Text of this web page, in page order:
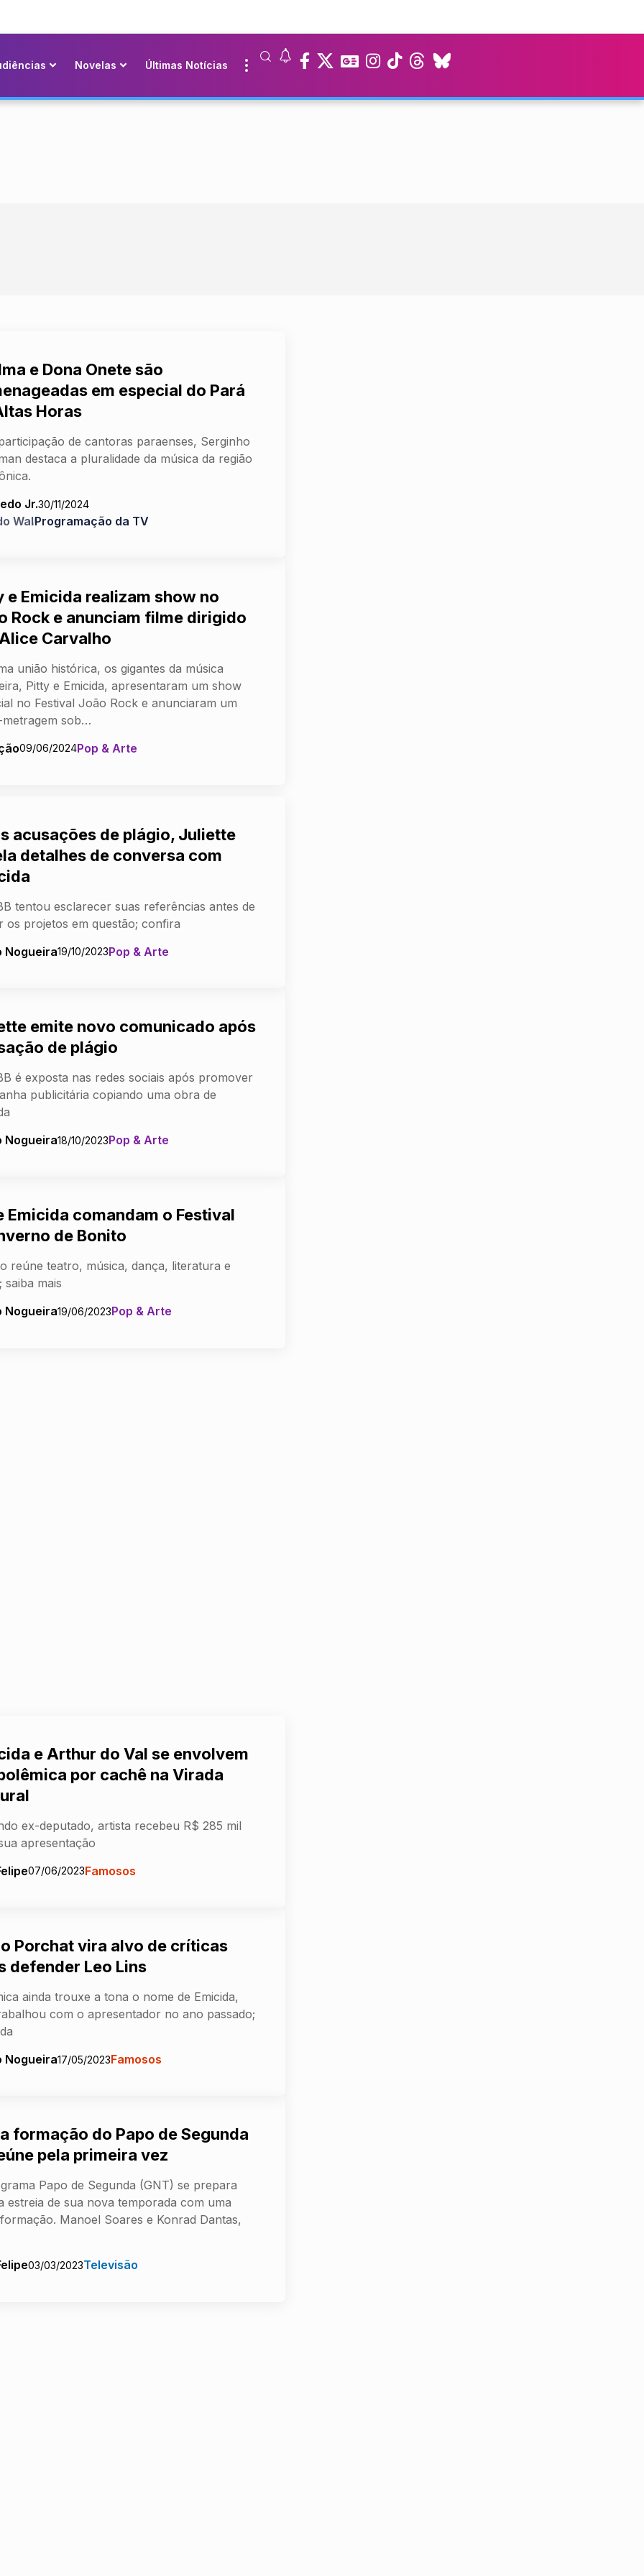
Novelas Últimas Notícias
e Dona Onete são
em especial do Pará
Horas
de cantoras paraenses, Serginho
destaca a pluralidade da música da região
Jr.30/11/2024
WalProgramação da TV
e Emicida realizam show no
Rock e anunciam filme dirigido
Carvalho
união histórica, os gigantes da música
Pitty e Emicida, apresentaram um show
no Festival João Rock e anunciaram um
sob…
09/06/2024Pop & Arte
acusações de plágio, Juliette
detalhes de conversa com
tentou esclarecer suas referências antes de
os projetos em questão; confira
Nogueira19/10/2023Pop & Arte
emite novo comunicado após
de plágio
é exposta nas redes sociais após promover
publicitária copiando uma obra de
Nogueira18/10/2023Pop & Arte
Emicida comandam o Festival
de Bonito
reúne teatro, música, dança, literatura e
saiba mais
Nogueira19/06/2023Pop & Arte
e Arthur do Val se envolvem
por cachê na Virada
ex-deputado, artista recebeu R$ 285 mil
apresentação
07/06/2023Famosos
Porchat vira alvo de críticas
defender Leo Lins
ainda trouxe a tona o nome de Emicida,
com o apresentador no ano passado;
Nogueira17/05/2023Famosos
formação do Papo de Segunda
pela primeira vez
Papo de Segunda (GNT) se prepara
estreia de sua nova temporada com uma
Manoel Soares e Konrad Dantas,
03/03/2023Televisão